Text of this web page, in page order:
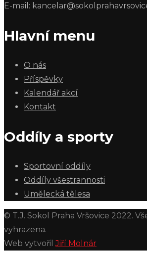
E-mail:
Hlavní menu
O nás
Příspěvky
Kalendář akcí
Kontakt
Oddíly a sporty
Sportovní oddíly
Oddíly všestrannosti
Umělecká tělesa
© T.J. Sokol Praha Vršovice 2022.
vyhrazena.
Web vytvořilJiří Molnár